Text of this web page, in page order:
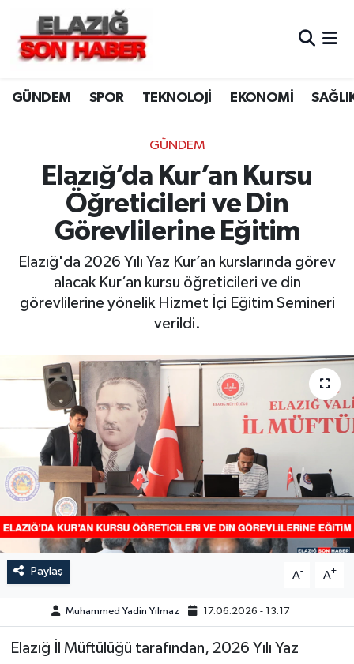
GÜNDEM SPOR TEKNOLOJİ EKONOMİ
GÜNDEM
Elazığ’da Kur’an Kursu
Öğreticileri ve Din
Görevlilerine Eğitim
Elazığ'da 2026 Yılı Yaz Kur’an kurslarında görev
alacak Kur’an kursu öğreticileri ve din
görevlilerine yönelik Hizmet İçi Eğitim Semineri
verildi.
Paylaş A- A+
Muhammed Yadin Yılmaz 17.06.2026 - 13:17
Elazığ İl Müftülüğü tarafından, 2026 Yılı Yaz
CANLI YAYIN
ASAYİŞ
BİLİM VE TEKNOLOJİ
DÜNYA
EĞİTİM
EKONOMİ
ELAZIĞ
GÜNDEM
HABERDE İNSAN
KÜLTÜR-SANAT
MAGAZİN
MEDYA
ÖZEL HABER
POLİTİKA
Merkez Hava Durumu
Merkez Trafik Yoğunluk Haritası
Süper Lig Puan Durumu ve Fikstür
Tüm Manşetler
Son Dakika Haberleri
Haber Arşivi